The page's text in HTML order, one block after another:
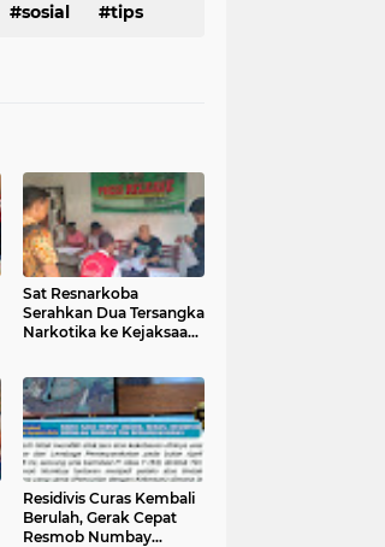
sosial tips
Sat Resnarkoba
Serahkan Dua Tersangka
Narkotika ke Kejaksaan
‎Residivis Curas Kembali
Berulah, Gerak Cepat
Resmob Numbay